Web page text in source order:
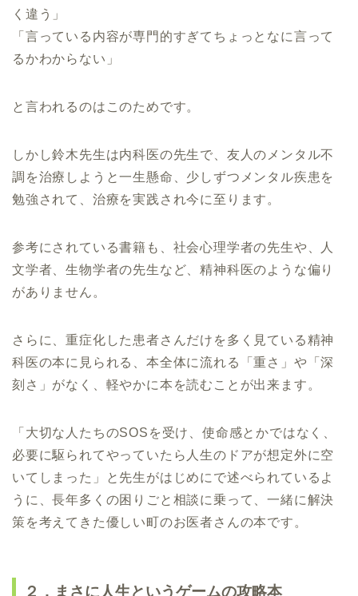
く違う」
「言っている内容が専門的すぎてちょっとなに言って
るかわからない」
と言われるのはこのためです。
しかし鈴木先生は内科医の先生で、友人のメンタル不
調を治療しようと一生懸命、少しずつメンタル疾患を
勉強されて、治療を実践され今に至ります。
参考にされている書籍も、社会心理学者の先生や、人
文学者、生物学者の先生など、精神科医のような偏り
がありません。
さらに、重症化した患者さんだけを多く見ている精神
科医の本に見られる、本全体に流れる「重さ」や「深
刻さ」がなく、軽やかに本を読むことが出来ます。
「大切な人たちのSOSを受け、使命感とかではなく、
必要に駆られてやっていたら人生のドアが想定外に空
いてしまった」と先生がはじめにで述べられているよ
うに、長年多くの困りごと相談に乗って、一緒に解決
策を考えてきた優しい町のお医者さんの本です。
２．まさに人生というゲームの攻略本